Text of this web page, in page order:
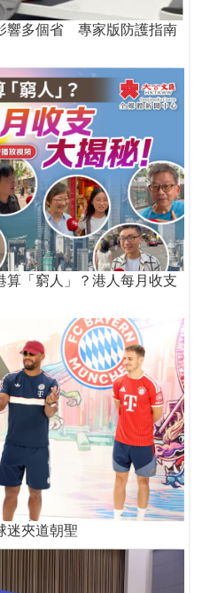
響多個省 專家版防護指南
算「窮人」？港人每月收支
夾道朝聖